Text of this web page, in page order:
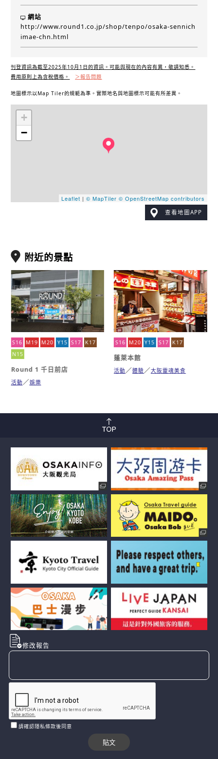
網站
http://www.round1.co.jp/shop/tenpo/osaka-sennich
imae-chn.html
刊登資訊為截至2025年10月1日的資訊。可能與現在的內容有異，敬請知悉。
費用原則上為含稅價格。
＞報告問題
地圖標示以Map Tiler的規範為準。實際地名與地圖標示可能有所差異。
+
−
Leaflet | © MapTiler © OpenStreetMap contributors
查看地圖APP
附近的景點
S16 M19 M20 Y15 S17 K17
N15
Round 1 千日前店
活動 娛樂
S16 M20 Y15 S17 K17
蓬萊本館
活動 體驗 大阪靈魂美食
修改報告
請確認隱私條款後同意